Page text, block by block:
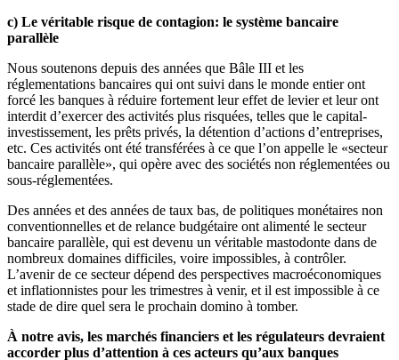
c) Le véritable risque de contagion: le système bancaire
parallèle
Nous soutenons depuis des années que Bâle III et les
réglementations bancaires qui ont suivi dans le monde entier ont
forcé les banques à réduire fortement leur effet de levier et leur ont
interdit d’exercer des activités plus risquées, telles que le capital-
investissement, les prêts privés, la détention d’actions d’entreprises,
etc. Ces activités ont été transférées à ce que l’on appelle le «secteur
bancaire parallèle», qui opère avec des sociétés non réglementées ou
sous-réglementées.
Des années et des années de taux bas, de politiques monétaires non
conventionnelles et de relance budgétaire ont alimenté le secteur
bancaire parallèle, qui est devenu un véritable mastodonte dans de
nombreux domaines difficiles, voire impossibles, à contrôler.
L’avenir de ce secteur dépend des perspectives macroéconomiques
et inflationnistes pour les trimestres à venir, et il est impossible à ce
stade de dire quel sera le prochain domino à tomber.
À notre avis, les marchés financiers et les régulateurs devraient
accorder plus d’attention à ces acteurs qu’aux banques